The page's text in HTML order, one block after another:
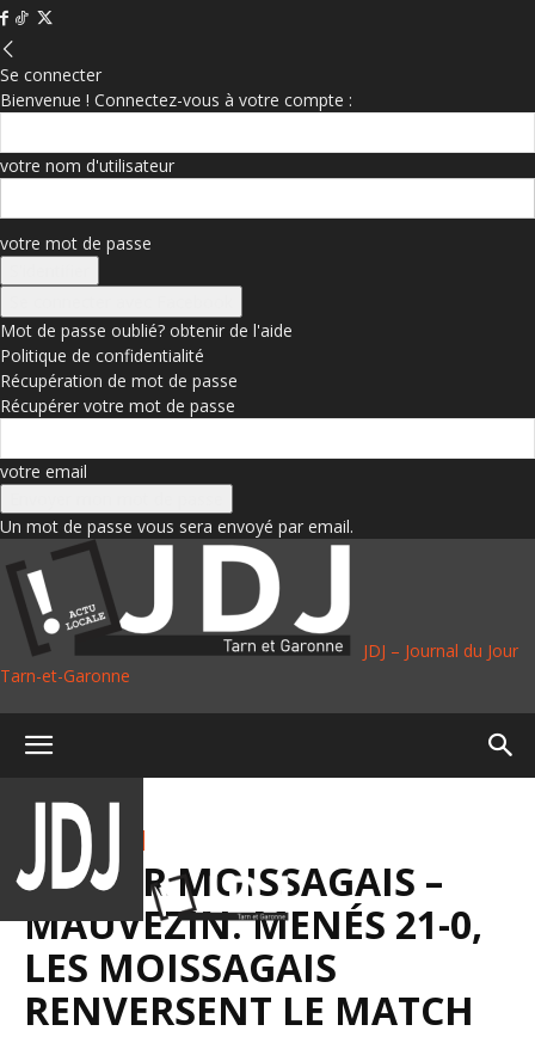
Se connecter
Bienvenue ! Connectez-vous à votre compte :
votre nom d'utilisateur
votre mot de passe
Mot de passe oublié? obtenir de l'aide
Politique de confidentialité
Récupération de mot de passe
Récupérer votre mot de passe
votre email
Un mot de passe vous sera envoyé par email.
JDJ – Journal du Jour
Tarn-et-Garonne
Accueil Sport
AVENIR MOISSAGAIS –
MAUVEZIN. MENÉS 21-0,
LES MOISSAGAIS
RENVERSENT LE MATCH